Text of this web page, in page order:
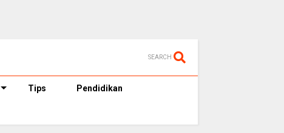
SEARCH
Tips Pendidikan